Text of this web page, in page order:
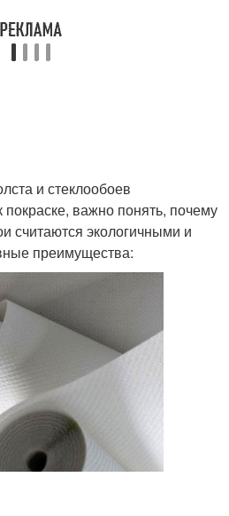
и стеклообоев
важно понять, почему
считаются экологичными и
преимущества: